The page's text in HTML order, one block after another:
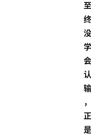
至
终
没
学
会
认
输
，
正
是